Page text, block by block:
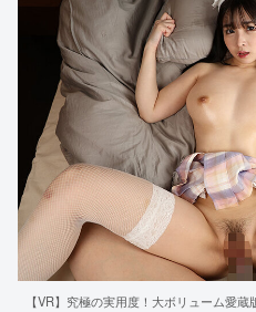
【VR】究極の実用度！大ボリューム愛